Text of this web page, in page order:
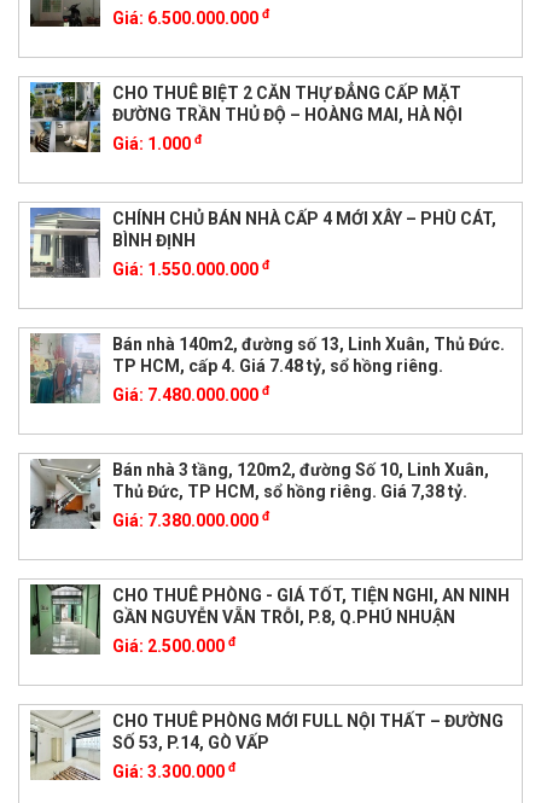
Giá: 6.500.000.000 đ
CHO THUÊ BIỆT 2 CĂN THỰ ĐẲNG CẤP MẶT
ĐƯỜNG TRẦN THỦ ĐỘ – HOÀNG MAI, HÀ NỘI
Giá: 1.000 đ
CHÍNH CHỦ BÁN NHÀ CẤP 4 MỚI XÂY – PHÙ CÁT,
BÌNH ĐỊNH
Giá: 1.550.000.000 đ
Bán nhà 140m2, đường số 13, Linh Xuân, Thủ Đức.
TP HCM, cấp 4. Giá 7.48 tỷ, sổ hồng riêng.
Giá: 7.480.000.000 đ
Bán nhà 3 tầng, 120m2, đường Số 10, Linh Xuân,
Thủ Đức, TP HCM, sổ hồng riêng. Giá 7,38 tỷ.
Giá: 7.380.000.000 đ
CHO THUÊ PHÒNG - GIÁ TỐT, TIỆN NGHI, AN NINH
GẦN NGUYỄN VẴN TRỖI, P.8, Q.PHÚ NHUẬN
Giá: 2.500.000 đ
CHO THUÊ PHÒNG MỚI FULL NỘI THẤT – ĐƯỜNG
SỐ 53, P.14, GÒ VẤP
Giá: 3.300.000 đ